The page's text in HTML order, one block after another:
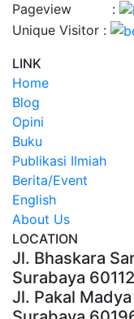
Pageview :
Unique Visitor :
LINK
Home
Blog
Opini
Buku
Publikasi Ilmiah
Berita/Event
English
About Us
LOCATION
Jl. Bhaskara
Surabaya
Jl. Pakal